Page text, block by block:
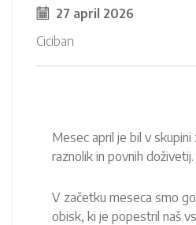
27 april 2026
Ciciban
Mesec april je bil v
raznolik in povnih doživetij.
V začetku meseca smo
obisk, ki je popestril naš